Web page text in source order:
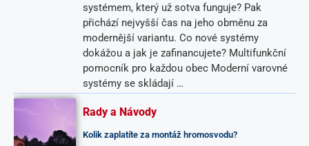
systémem, který už sotva funguje? Pak
přichází nejvyšší čas na jeho obměnu za
modernější variantu. Co nové systémy
dokážou a jak je zafinancujete? Multifunkční
pomocník pro každou obec Moderní varovné
systémy se skládají …
Rady a Návody
Kolik zaplatíte za montáž hromosvodu?